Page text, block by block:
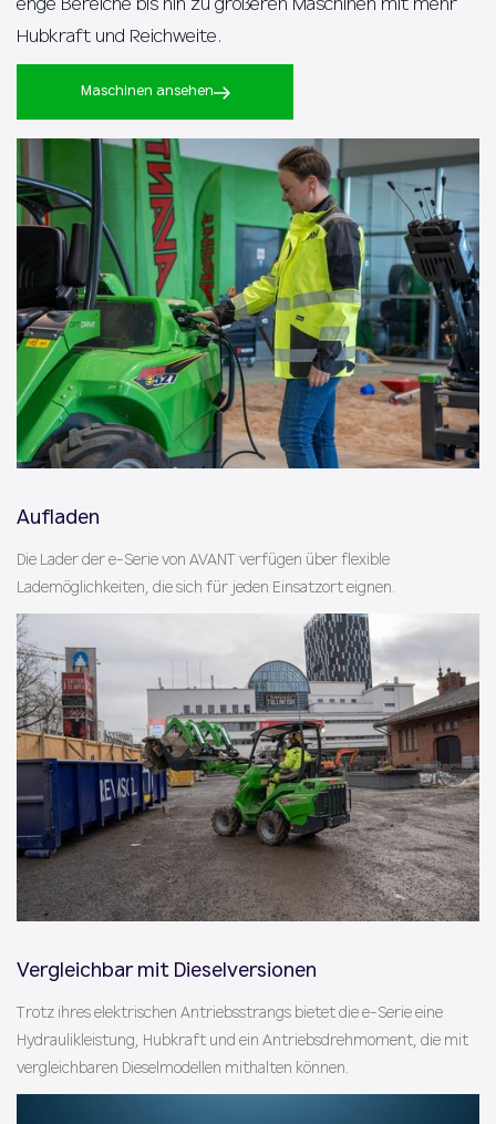
Hubkraft und Reichweite.
Maschinen ansehen
Aufladen
Die Lader der e-Serie von AVANT verfügen über flexible
Lademöglichkeiten, die sich für jeden Einsatzort eignen.
Vergleichbar mit Dieselversionen
Trotz ihres elektrischen Antriebsstrangs bietet die e-Serie eine
Hydraulikleistung, Hubkraft und ein Antriebsdrehmoment, die mit
vergleichbaren Dieselmodellen mithalten können.